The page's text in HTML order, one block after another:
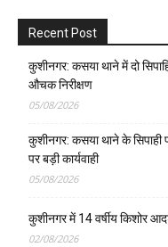
Recent Post
कुशीनगर: कसया थाने में दो
औचक निरीक्षण
05/08/2026
कुशीनगर: कसया थाने के सिपाही
पर बड़ी कार्यवाही
05/08/2026
कुशीनगर में 14 वर्षीय किशोर
02/08/2026